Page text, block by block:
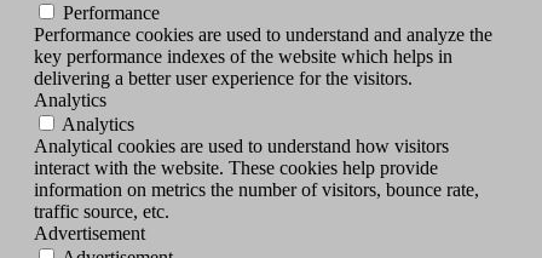
Performance
Performance cookies are used to understand and analyze the
key performance indexes of the website which helps in
delivering a better user experience for the visitors.
Analytics
Analytics
Analytical cookies are used to understand how visitors
interact with the website. These cookies help provide
information on metrics the number of visitors, bounce rate,
traffic source, etc.
Advertisement